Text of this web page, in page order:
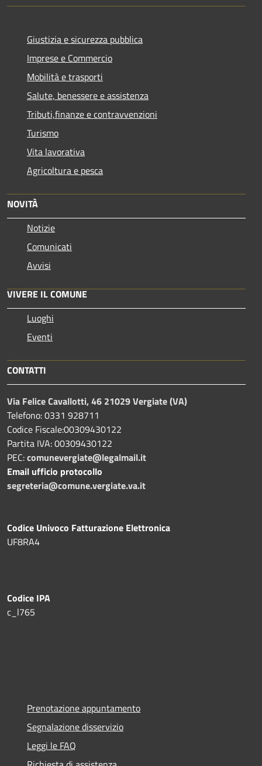
Giustizia e sicurezza pubblica
Imprese e Commercio
Mobilità e trasporti
Salute, benessere e assistenza
Tributi,finanze e contravvenzioni
Turismo
Vita lavorativa
Agricoltura e pesca
NOVITÀ
Notizie
Comunicati
Avvisi
VIVERE IL COMUNE
Luoghi
Eventi
CONTATTI
Via Felice Cavallotti, 46 21029 Vergiate (VA)
Telefono: 0331 928711
Codice Fiscale:00309430122
Partita IVA: 00309430122
PEC:comunevergiate@legalmail.it
Email ufficio protocollo
segreteria@comune.vergiate.va.it
Codice Univoco Fatturazione Elettronica
UF8RA4
Codice IPA
c_l765
Prenotazione appuntamento
Segnalazione disservizio
Leggi le FAQ